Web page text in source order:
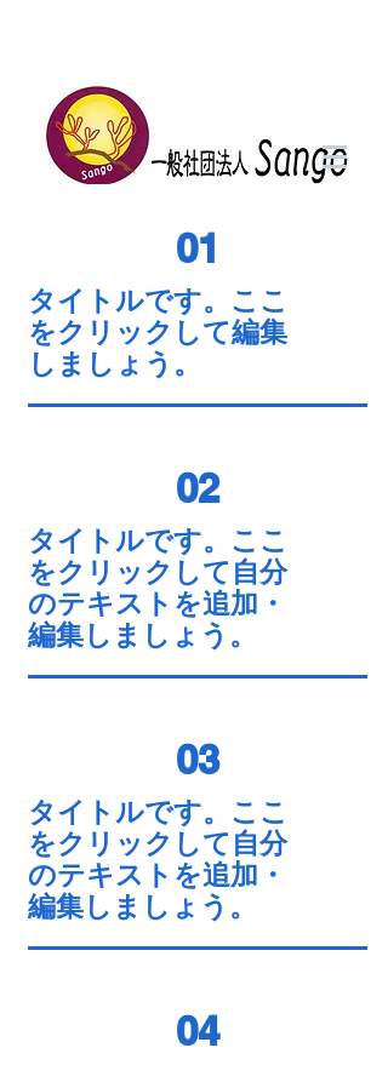
01
タイトルです。ここ
をクリックして編集
しましょう。
02
タイトルです。ここ
をクリックして自分
のテキストを追加・
編集しましょう。
03
タイトルです。ここ
をクリックして自分
のテキストを追加・
編集しましょう。
04